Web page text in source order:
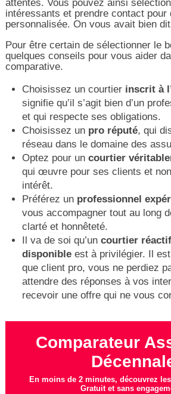
attentes. Vous pouvez ainsi
intéressants et prendre contact pour
personnalisée. On vous avait bien
Pour être certain de sélectionner le
quelques conseils pour vous aider
comparative.
Choisissez un courtier inscrit à
signifie qu’il s’agit bien d’un
et qui respecte ses obligations.
Choisissez un pro réputé, qui
réseau dans le domaine des
Optez pour un courtier
qui œuvre pour ses clients et
intérêt.
Préférez un professionnel
vous accompagner tout au long
clarté et honnêteté.
Il va de soi qu’un courtier
disponibleest à privilégier. Il est
que client pro, vous ne perdiez
attendre des réponses à vos
recevoir une offre qui ne vous
Comparateur
En moins de 2 minutes, découvrez
Gratuit et sans